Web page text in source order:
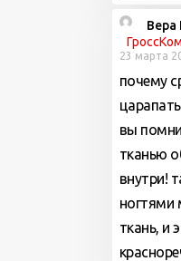
Вера
23 марта
почему
вы
тканью
внутри!
ногтями
ткань, и